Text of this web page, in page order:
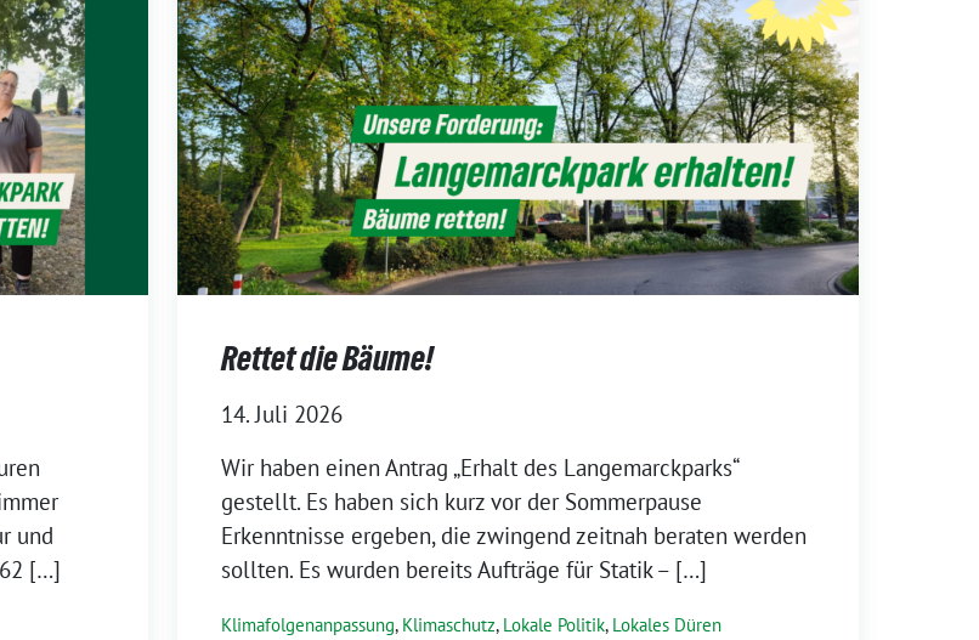
und
[…]
Rettet die Bäume!
14. Juli 2026
Wir haben einen Antrag „Erhalt des Langemarckparks“
gestellt. Es haben sich kurz vor der Sommerpause
Erkenntnisse ergeben, die zwingend zeitnah beraten werden
sollten. Es wurden bereits Aufträge für Statik – […]
Klimafolgenanpassung, Klimaschutz, Lokale Politik, Lokales Düren